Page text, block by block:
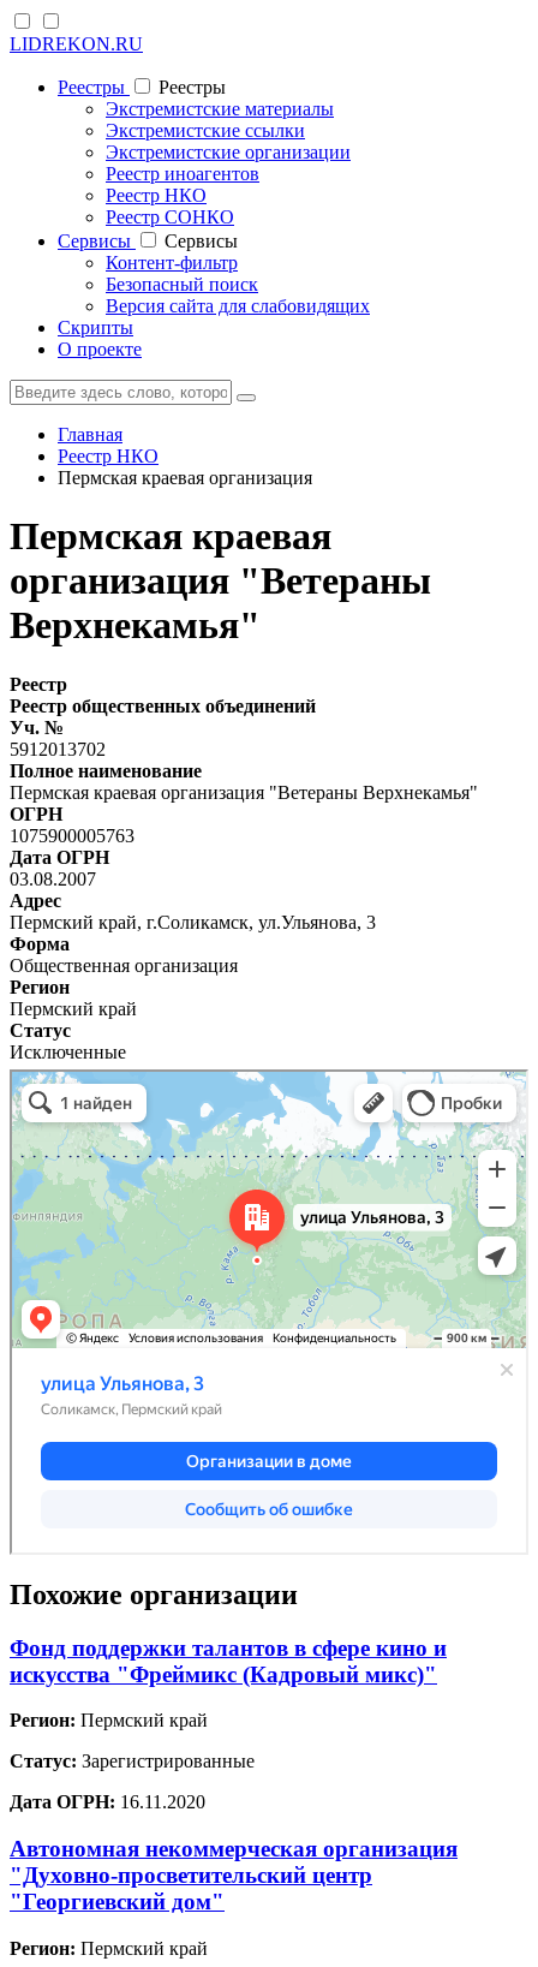
LIDREKON.RU
Реестры
Реестры
Экстремистские материалы
Экстремистские ссылки
Экстремистские организации
Реестр иноагентов
Реестр НКО
Реестр СОНКО
Cервисы
Cервисы
Контент-фильтр
Безопасный поиск
Версия сайта для слабовидящих
Скрипты
О проекте
Главная
Реестр НКО
Пермская краевая организация
Пермская краевая
организация "Ветераны
Верхнекамья"
Реестр
Реестр общественных объединений
Уч. №
5912013702
Полное наименование
Пермская краевая организация "Ветераны Верхнекамья"
ОГРН
1075900005763
Дата ОГРН
03.08.2007
Адрес
Пермский край, г.Соликамск, ул.Ульянова, 3
Форма
Общественная организация
Регион
Пермский край
Статус
Исключенные
Похожие организации
Фонд поддержки талантов в сфере кино и
искусства "Фреймикс (Кадровый микс)"
Регион: Пермский край
Статус: Зарегистрированные
Дата ОГРН: 16.11.2020
Автономная некоммерческая организация
"Духовно-просветительский центр
"Георгиевский дом"
Регион: Пермский край